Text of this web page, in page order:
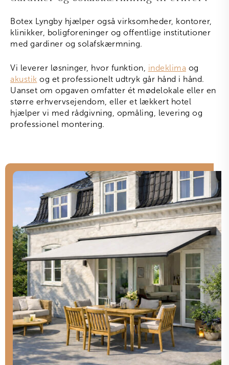
Botex Lyngby hjælper også virksomheder, kontorer,
klinikker, boligforeninger og offentlige institutioner
med gardiner og solafskærmning.
Vi leverer løsninger, hvor funktion, indeklima og
akustik og et professionelt udtryk går hånd i hånd.
Uanset om opgaven omfatter ét mødelokale eller en
større erhvervsejendom, eller et lækkert hotel
hjælper vi med rådgivning, opmåling, levering og
professionel montering.